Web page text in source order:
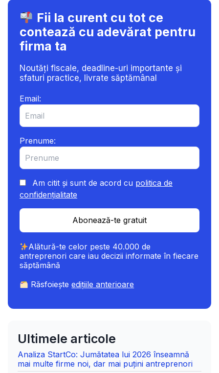
Fii la curent cu tot ce
contează cu adevărat pentru
firma ta
Noutăți fiscale, deadline-uri importante și
sfaturi practice, livrate săptămânal
Email:
Prenume:
Am citit și sunt de acord cu politica de
confidențialitate
Abonează-te gratuit
Alătură-te celor peste 40.000 de
antreprenori care iau decizii informate în fiecare
săptămână
Răsfoieșteedițiile anterioare
Ultimele articole
Analiza StartCo: Jumătatea lui 2026 înseamnă
mai multe firme noi, dar mai puțini antreprenori